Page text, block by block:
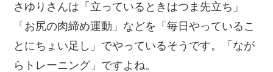
さゆりさんは「立っているときはつま先立ち」
「お尻の肉締め運動」などを「毎日やっているこ
とにちょい足し」でやっているそうです。「なが
らトレーニング」ですよね。